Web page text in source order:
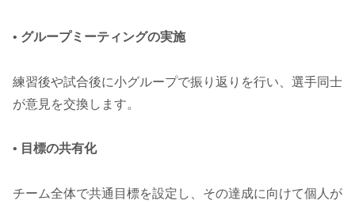
• グループミーティングの実施
練習後や試合後に小グループで振り返りを行い、選手同士
が意見を交換します。
• 目標の共有化
チーム全体で共通目標を設定し、その達成に向けて個人が